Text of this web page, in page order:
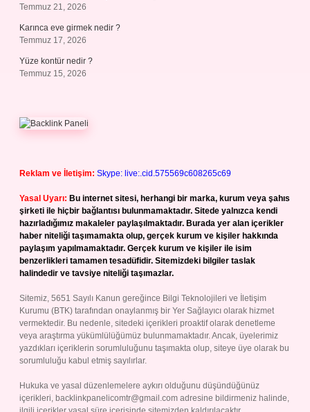
Temmuz 21, 2026
Karınca eve girmek nedir ?
Temmuz 17, 2026
Yüze kontür nedir ?
Temmuz 15, 2026
Reklam ve İletişim: Skype: live:.cid.575569c608265c69
Yasal Uyarı: Bu internet sitesi, herhangi bir marka, kurum veya şahıs
şirketi ile hiçbir bağlantısı bulunmamaktadır. Sitede yalnızca kendi
hazırladığımız makaleler paylaşılmaktadır. Burada yer alan içerikler
haber niteliği taşımamakta olup, gerçek kurum ve kişiler hakkında
paylaşım yapılmamaktadır. Gerçek kurum ve kişiler ile isim
benzerlikleri tamamen tesadüfidir. Sitemizdeki bilgiler taslak
halindedir ve tavsiye niteliği taşımazlar.
Sitemiz, 5651 Sayılı Kanun gereğince Bilgi Teknolojileri ve İletişim
Kurumu (BTK) tarafından onaylanmış bir Yer Sağlayıcı olarak hizmet
vermektedir. Bu nedenle, sitedeki içerikleri proaktif olarak denetleme
veya araştırma yükümlülüğümüz bulunmamaktadır. Ancak, üyelerimiz
yazdıkları içeriklerin sorumluluğunu taşımakta olup, siteye üye olarak bu
sorumluluğu kabul etmiş sayılırlar.
Hukuka ve yasal düzenlemelere aykırı olduğunu düşündüğünüz
içerikleri, backlinkpanelicomtr@gmail.com adresine bildirmeniz halinde,